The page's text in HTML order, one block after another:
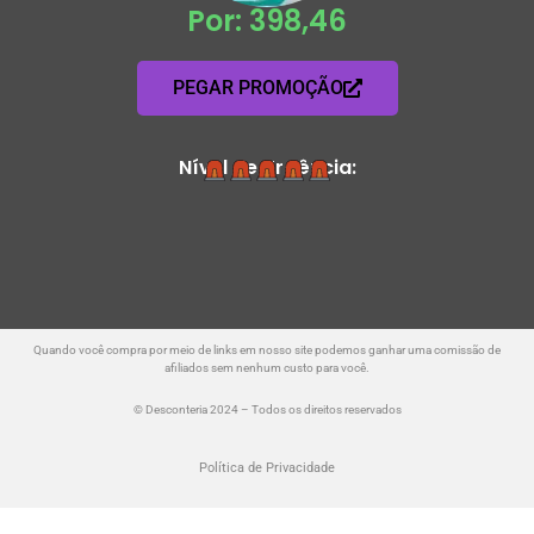
Por: 398,46
PEGAR PROMOÇÃO
Nível de Urgência:
Quando você compra por meio de links em nosso site podemos ganhar uma comissão de
afiliados sem nenhum custo para você.
© Desconteria 2024 – Todos os direitos reservados
Política de Privacidade